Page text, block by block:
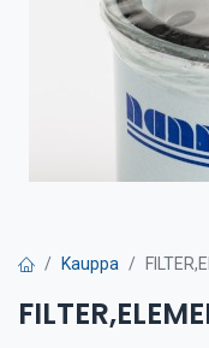
Kauppa